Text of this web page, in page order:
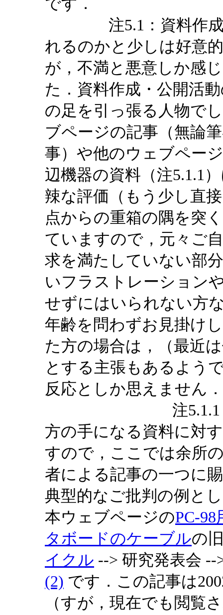
です．
注5.1：資料作成指
れるのかと少しは好意
が，不満と悪意しか感
た．資料作成・公開活
の足を引っ張る人物で
ブページの記事（無論
事）や他のウェブペー
辺機器の資料（注5.1.1
辣な評価（もう少し直
点からの重箱の隅を突
ていますので，元々ご
求を満たしていない部
いフラストレーション
せずにはいられない方
年齢を問わずお見掛け
た方の場合は，（最近
とする主張もあるよう
反応としか思えません．
注5.1.1：ご批
方の手になる資料に対
すので，ここでは余所
者による記事の一つに
典型的なご批判の例と
本ウェブページのPC-
タボードのケーブルの
イクル --> 研究発表会
(2) です．この記事は
（すが，現在でも閲覧